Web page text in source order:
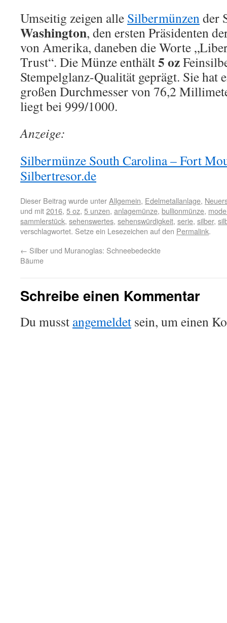
Umseitig zeigen alle Silbermünzender
Washington, den ersten Präsidenten
von Amerika, daneben die Worte
Trust“. Die Münze enthält5 oz
Stempelglanz-Qualität geprägt. Sie hat
großen Durchmesser von 76,2
liegt bei 999/1000.
Anzeige:
Silbermünze South Carolina – Fort
Silbertresor.de
Dieser Beitrag wurde unterAllgemein, Edelmetallanlage,
und mit2016, 5 oz, 5 unzen, anlagemünze, bullionmünze,
sammlerstück, sehenswertes, sehenswürdigkeit, serie, silber,
verschlagwortet. Setze ein Lesezeichen auf den Permalink.
← Silber und Muranoglas: Schneebedeckte
Bäume
Schreibe einen Kommentar
Du musst angemeldet sein, um einen